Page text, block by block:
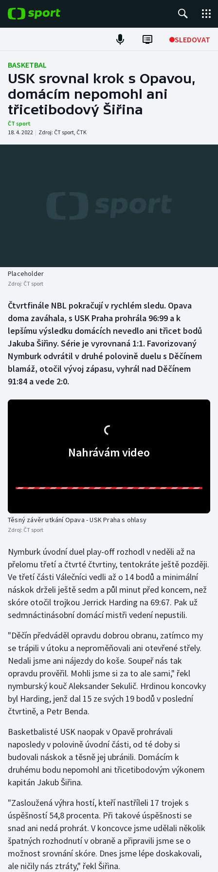
SLEDOVAT
Fotbal
Hokej
Tenis
Atletika
Biatlon
Box
Curling
Dostihy
Judo
Krasobruslení
Lezení
Lyže a snowboard
Motorsport
Olympijské hry
Parasport
Plavání
Plážový volejbal
Ragby
Rychlobruslení
Rychlostní kanoistika
Short track
Sportovní střelba
Aplikace ČT sport
BASKETBAL
USK srovnal krok s Opavou,
domácím nepomohl ani
třicetibodový Šiřina
ČT sport
18. 4. 2022 | Zdroj: ČT sport, ČTK
Placeholder
Zdroj: ČT sport
Čtvrtfinále NBL pokračují v rychlém sledu. Opava
doma zaváhala, s USK Praha prohrála 96:99 a k
lepšímu výsledku domácích nevedlo ani třicet bodů
Jakuba Šiřiny. Série je vyrovnaná 1:1. Favorizovaný
Nymburk odvrátil v druhé polovině duelu s Děčínem
blamáž, otočil vývoj zápasu, vyhrál nad Děčínem
91:84 a vede 2:0.
Nahrávám video
Těsný závěr utkání Opava - USK Praha s ohlasy
Zdroj: ČT sport
Nymburk úvodní duel play-off rozhodl v neděli až na
přelomu třetí a čtvrté čtvrtiny, tentokráte ještě později.
Ve třetí části Válečníci vedli až o 14 bodů a minimální
náskok drželi ještě sedm a půl minut před koncem, než
skóre otočil trojkou Jerrick Harding na 69:67. Pak už
sedmnáctinásobní domácí mistři vedení nepustili.
"Děčín předváděl opravdu dobrou obranu, zatímco my
se trápili v útoku a neproměňovali ani otevřené střely.
Nedali jsme ani nájezdy do koše. Soupeř nás tak
opravdu prověřil. Mohli jsme si za to ale sami," řekl
nymburský kouč Aleksander Sekulič. Hrdinou koncovky
byl Harding, jenž dal 15 ze svých 19 bodů v poslední
čtvrtině, a Petr Benda.
Basketbalisté USK naopak v Opavě prohrávali
naposledy v polovině úvodní části, od té doby si
budovali náskok a těsně jej ubránili. Domácím k
druhému bodu nepomohl ani třicetibodovým výkonem
kapitán Jakub Šiřina.
"Zasloužená výhra hostí, kteří nastříleli 17 trojek s
úspěšností 54,8 procenta. Při takové úspěšnosti se
snad ani nedá prohrát. V koncovce jsme udělali několik
špatných rozhodnutí v obraně a připravili jsme se o
možnost srovnání skóre. Dnes jsme lépe doskakovali,
ale ničily nás ztráty," řekl Šiřina.